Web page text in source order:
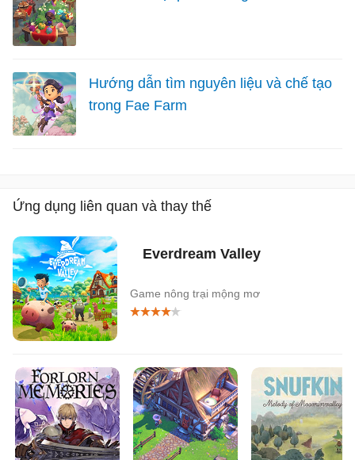
Hướng dẫn tìm nguyên liệu và chế tạo
trong Fae Farm
Ứng dụng liên quan và thay thế
Everdream Valley
Game nông trại mộng mơ